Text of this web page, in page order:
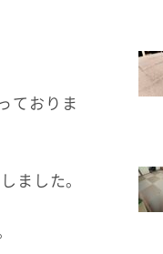
ておりま
ました。